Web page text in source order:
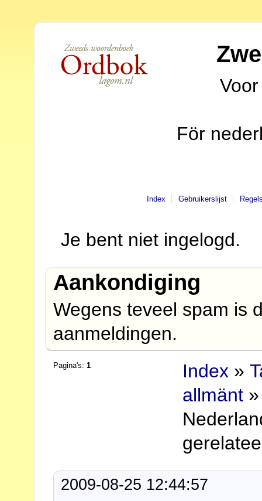
För
Index Gebruikerslijst
Je bent niet ingelogd.
Aankondiging
Wegens teveel spam is
aanmeldingen.
Pagina's:1 Index »
allmänt
2009-08-25 12:44:57